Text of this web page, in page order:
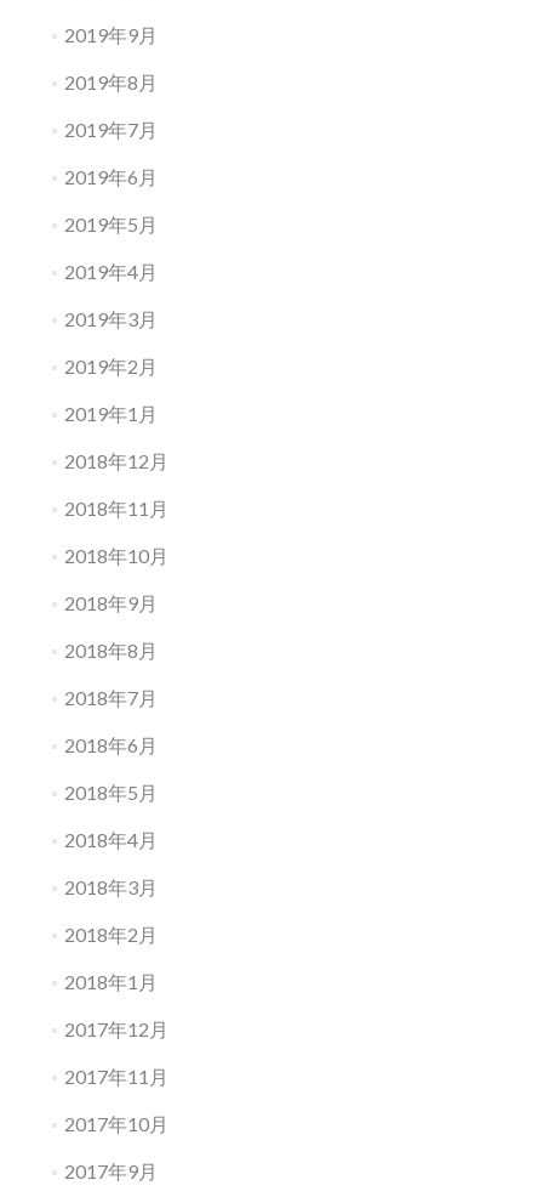
2019年9月
2019年8月
2019年7月
2019年6月
2019年5月
2019年4月
2019年3月
2019年2月
2019年1月
2018年12月
2018年11月
2018年10月
2018年9月
2018年8月
2018年7月
2018年6月
2018年5月
2018年4月
2018年3月
2018年2月
2018年1月
2017年12月
2017年11月
2017年10月
2017年9月